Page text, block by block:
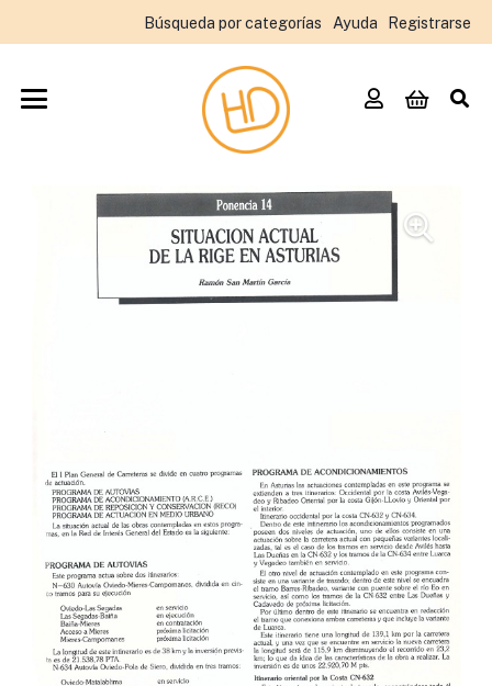
Búsqueda por categorías Ayuda Registrarse